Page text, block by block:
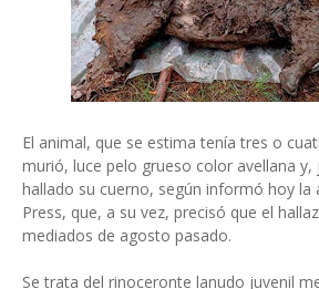
El animal, que se estima tenía tres o
murió, luce pelo grueso color avellana
hallado su cuerno, según informó hoy la
Press, que, a su vez, precisó que el
mediados de agosto pasado.
Se trata del rinoceronte lanudo juvenil